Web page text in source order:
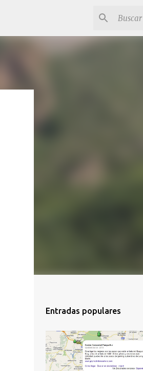
Entradas populares